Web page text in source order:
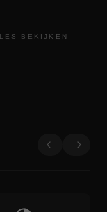
BEKIJKEN